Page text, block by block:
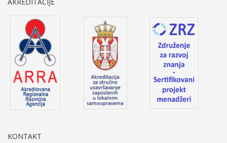
KONTAKT